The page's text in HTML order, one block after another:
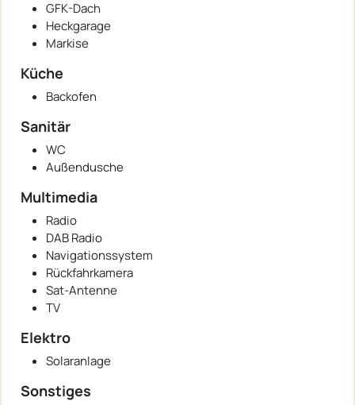
GFK-Dach
Heckgarage
Markise
Küche
Backofen
Sanitär
WC
Außendusche
Multimedia
Radio
DAB Radio
Navigationssystem
Rückfahrkamera
Sat-Antenne
TV
Elektro
Solaranlage
Sonstiges